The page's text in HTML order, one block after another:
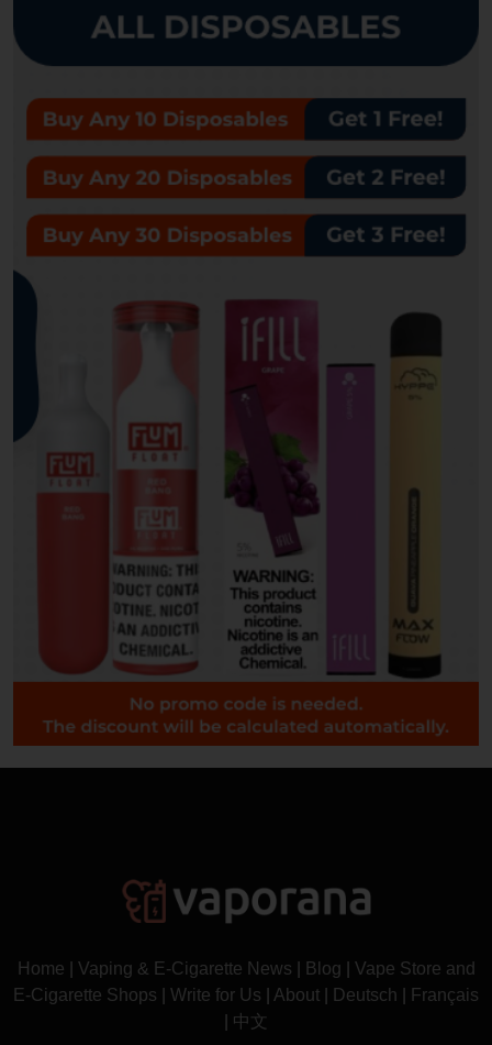
Home Vaping & E-Cigarette News Blog
Vape Store and
E-Cigarette Shops
Write for Us About Deutsch
Français
中文